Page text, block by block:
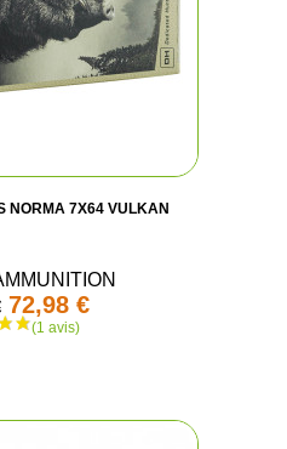
NORMA 7X64 VULKAN
72,98 €